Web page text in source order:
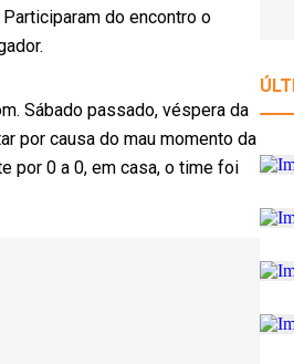
do encontro o
Sábado passado, véspera da
por causa do mau momento da
por 0 a 0, em casa, o time foi